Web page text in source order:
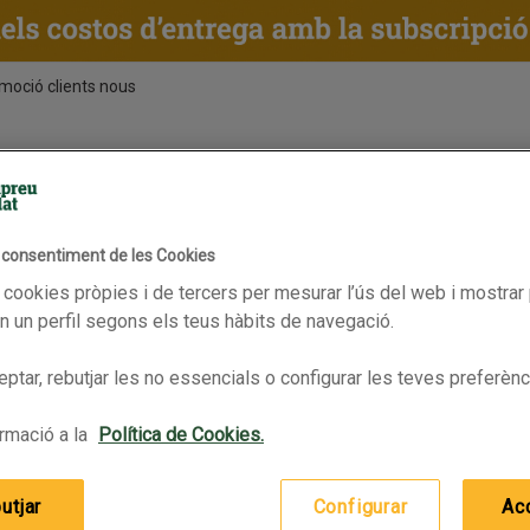
clients nous
FAUSTINO RIVERO Vi blanc
FAUSTINO RIVERO Vi blanc
de les Cookies
pròpies i de tercers per mesurar l’ús del web i
un perfil segons els teus hàbits de navegació.
rebutjar les no essencials o configurar les teves
a la Política de Cookies.
Configurar